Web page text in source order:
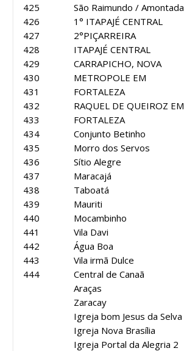
425
426
427
428
429
430
431
432
433
434
435
436
437
438
439
440
441
442
443
444
São Raimundo / Amontada
1° ITAPAJÉ CENTRAL
2°PIÇARREIRA
ITAPAJÉ CENTRAL
CARRAPICHO, NOVA
METROPOLE EM
FORTALEZA
RAQUEL DE QUEIROZ EM
FORTALEZA
Conjunto Betinho
Morro dos Servos
Sítio Alegre
Maracajá
Taboatá
Mauriti
Mocambinho
Vila Davi
Água Boa
Vila irmã Dulce
Central de Canaã
Araças
Zaracay
Igreja bom Jesus da Selva
Igreja Nova Brasília
Igreja Portal da Alegria 2